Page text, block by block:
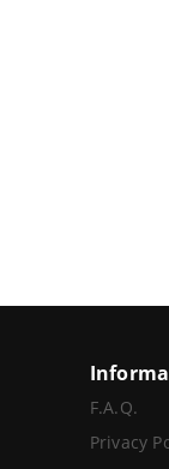
F.A.Q.
Privacy